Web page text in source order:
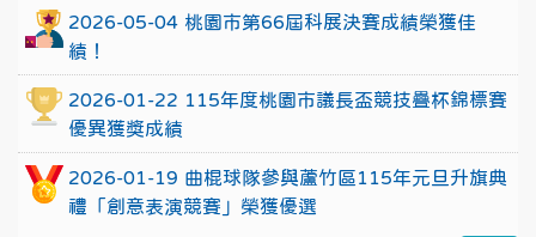
2026-05-04 桃園市第66屆科展決賽成績榮獲佳
績！
2026-01-22 115年度桃園市議長盃競技疊杯錦標賽
優異獲獎成績
2026-01-19 曲棍球隊參與蘆竹區115年元旦升旗典
禮「創意表演競賽」榮獲優選